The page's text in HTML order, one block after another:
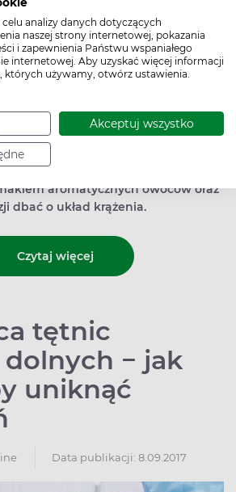
analizy danych dotyczących
naszej strony internetowej, pokazania
i zapewnienia Państwu wspaniałego
internetowej. Aby uzyskać więcej informacji
których używamy, otwórz ustawienia.
Akceptuj wszystko
oraz zróżnicowana dieta to
ale także oręż w walce
aromatycznych owoców oraz
dbać o układ krążenia.
Czytaj więcej
tętnic
− jak
uniknąć
Data publikacji: 8.09.2017